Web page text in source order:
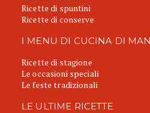
Ricette di spuntini
Ricette di conserve
I MENU DI CUCINA DI
Ricette di stagione
Le occasioni speciali
Le feste tradizionali
LE ULTIME RICETTE